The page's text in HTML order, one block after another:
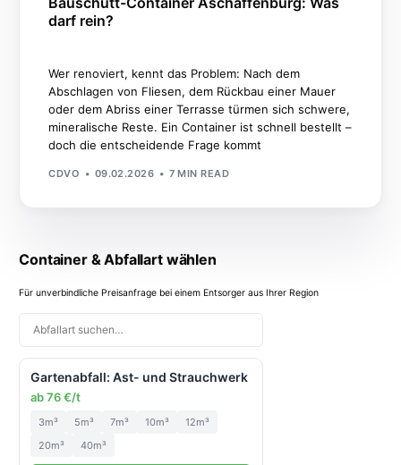
darf rein?
Wer renoviert, kennt das Problem: Nach dem
Abschlagen von Fliesen, dem Rückbau einer Mauer
oder dem Abriss einer Terrasse türmen sich schwere,
mineralische Reste. Ein Container ist schnell bestellt –
doch die entscheidende Frage kommt
CDVO 09.02.2026 7 MIN READ
Container & Abfallart wählen
Für unverbindliche Preisanfrage bei einem Entsorger aus Ihrer Region
Gartenabfall: Ast- und Strauchwerk
ab 76 €/t
3m³ 5m³ 7m³ 10m³
12m³
20m³
40m³